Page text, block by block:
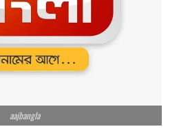
aajbangla